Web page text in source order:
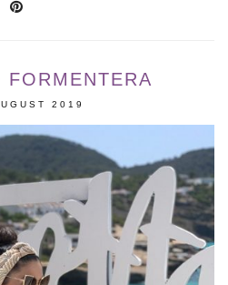
FORMENTERA
2019